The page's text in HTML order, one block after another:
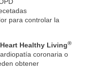
para controlar la
Heart Healthy Living®
coronaria o
obtener